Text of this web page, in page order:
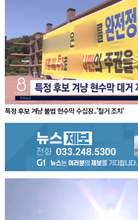
특정 후보 겨냥 불법 현수막 수십장..'철거 조치'